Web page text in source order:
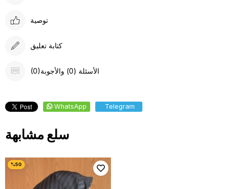
توصية
كتابة تعليق
(0)الأسئلة (0) والأجوبة
WhatsApp Telegram
سلع مشابهة